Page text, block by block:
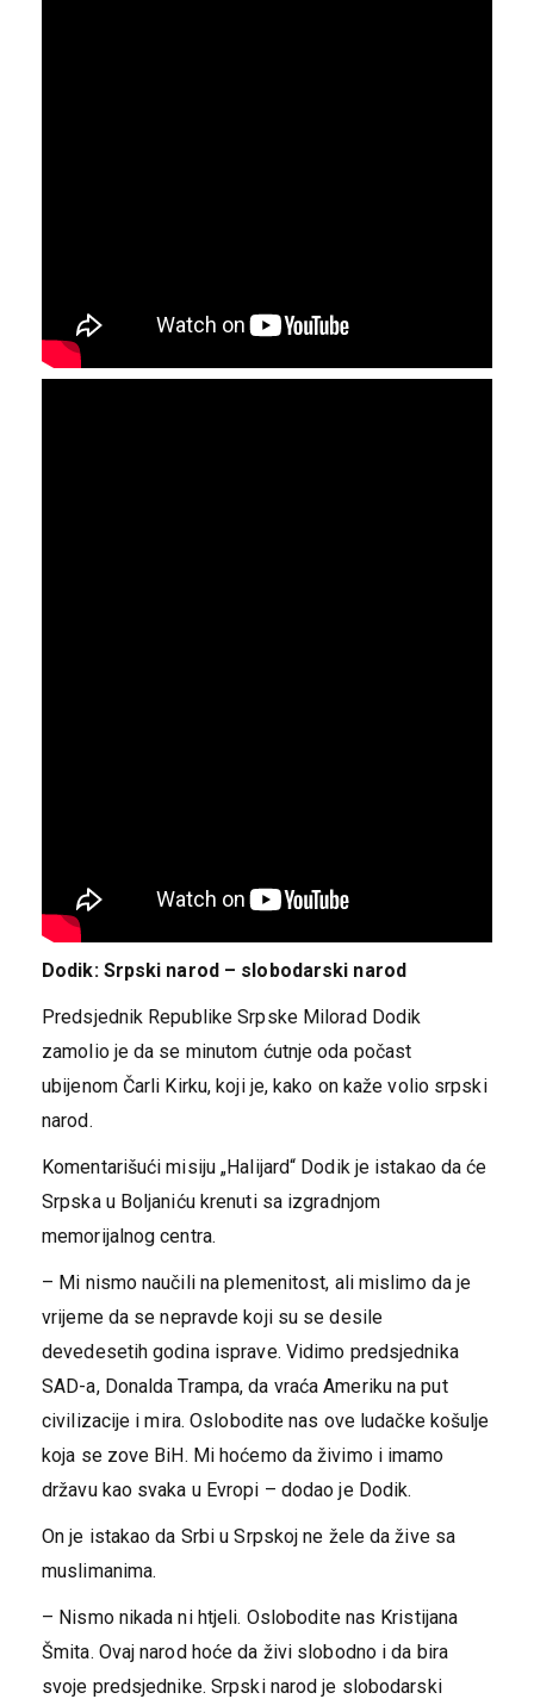
Dodik: Srpski narod – slobodarski narod
Predsjednik Republike Srpske Milorad Dodik
zamolio je da se minutom ćutnje oda počast
ubijenom Čarli Kirku, koji je, kako on kaže volio srpski
narod.
Komentarišući misiju „Halijard“ Dodik je istakao da će
Srpska u Boljaniću krenuti sa izgradnjom
memorijalnog centra.
– Mi nismo naučili na plemenitost, ali mislimo da je
vrijeme da se nepravde koji su se desile
devedesetih godina isprave. Vidimo predsjednika
SAD-a, Donalda Trampa, da vraća Ameriku na put
civilizacije i mira. Oslobodite nas ove ludačke košulje
koja se zove BiH. Mi hoćemo da živimo i imamo
državu kao svaka u Evropi – dodao je Dodik.
On je istakao da Srbi u Srpskoj ne žele da žive sa
muslimanima.
– Nismo nikada ni htjeli. Oslobodite nas Kristijana
Šmita. Ovaj narod hoće da živi slobodno i da bira
svoje predsjednike. Srpski narod je slobodarski